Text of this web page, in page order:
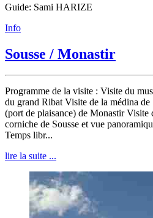
Guide: Sami HARIZE
Info
Sousse / Monastir
Programme de la visite : Visite du
du grand Ribat Visite de la médina
(port de plaisance) de Monastir Visite
corniche de Sousse et vue
Temps libr...
lire la suite ...